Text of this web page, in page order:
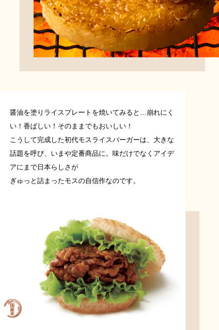
醤油を塗りライスプレートを焼いてみると…
崩れにく
い！香ばしい！そのままでもおいしい！
こうして完成した初代モスライスバーガーは、 大きな
話題を呼び、いまや定番商品に。 味だけでなくアイデ
アにまで日本らしさが
ぎゅっと詰まったモスの自信作なのです。